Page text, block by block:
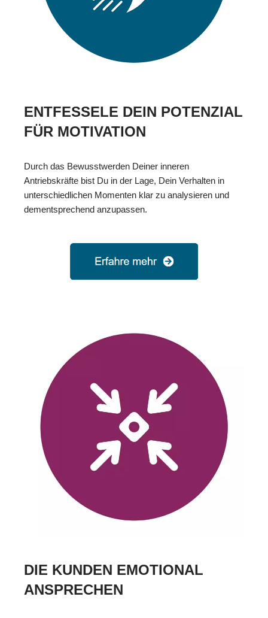
ENTFESSELE DEIN POTENZIAL
FÜR MOTIVATION
Durch das Bewusstwerden Deiner inneren
Antriebskräfte bist Du in der Lage, Dein Verhalten in
unterschiedlichen Momenten klar zu analysieren und
dementsprechend anzupassen.
DIE KUNDEN EMOTIONAL
ANSPRECHEN